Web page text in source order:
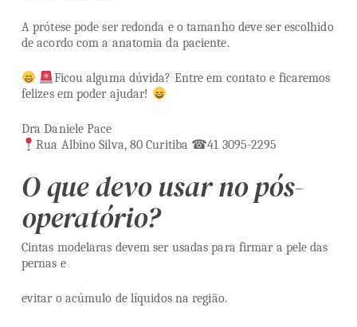
A prótese pode ser redonda e o tamanho deve ser escolhido
de acordo com a anatomia da paciente.
Ficou alguma dúvida? Entre em contato e ficaremos
felizes em poder ajudar!
Dra Daniele Pace
Rua Albino Silva, 80 Curitiba ☎41 3095-2295
O que devo usar no pós-
operatório?
Cintas modelaras devem ser usadas para firmar a pele das
pernas e
evitar o acúmulo de líquidos na região.